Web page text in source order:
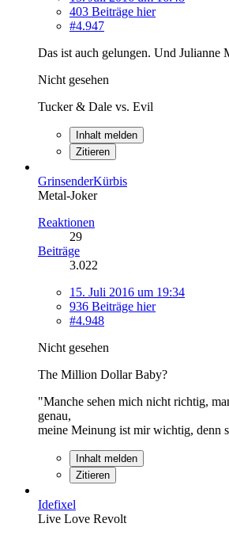
403 Beiträge hier
#4.947
Das ist auch gelungen. Und Julianne
Nicht gesehen
Tucker & Dale vs. Evil
Inhalt melden
Zitieren
GrinsenderKürbis
Metal-Joker
Reaktionen
29
Beiträge
3.022
15. Juli 2016 um 19:34
936 Beiträge hier
#4.948
Nicht gesehen
The Million Dollar Baby?
"Manche sehen mich nicht richtig,
genau,
meine Meinung ist mir wichtig, denn
Inhalt melden
Zitieren
Idefixel
Live Love Revolt